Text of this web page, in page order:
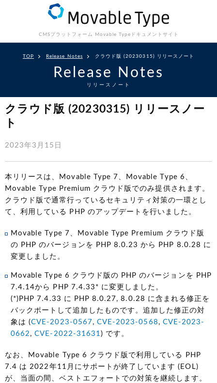
CMSプラットフォーム Movable Type ドキュメントサイト
TOP Release Notes クラウド版 (20230315) リリースノート
Release Notes
リリースノート
クラウド版 (20230315) リリースノー
ト
2023年3月15日
本リリースは、Movable Type 7、Movable Type 6、
Movable Type Premium クラウド版でのみ提供されます。
クラウド版で通常行っているセキュリティ対策の一環とし
て、利用している PHP のアップデートを行いました。
Movable Type 7、Movable Type Premium クラウド版
の PHP のバージョンを PHP 8.0.23 から PHP 8.0.28 に
変更しました。
Movable Type 6 クラウド版の PHP のバージョンを PHP
7.4.14から PHP 7.4.33* に変更しました。
(*)PHP 7.4.33 に PHP 8.0.27, 8.0.28 に含まれる修正を
バックポートして追加したものです。追加した修正の対
象は (CVE-2023-0567 , CVE-2023-0568 , CVE-2023-
0662 ,CVE-2022-31631 ) です。
なお、Movable Type 6 クラウド版で利用している PHP
7.4 は 2022年11月にサポートが終了しています (EOL)
が、当面の間、ベストエフォートでの対策を継続します。